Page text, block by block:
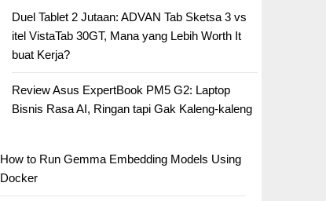
Duel Tablet 2 Jutaan: ADVAN Tab Sketsa 3 vs
itel VistaTab 30GT, Mana yang Lebih Worth It
buat Kerja?
Review Asus ExpertBook PM5 G2: Laptop
Bisnis Rasa AI, Ringan tapi Gak Kaleng-kaleng
How to Run Gemma Embedding Models Using
Docker